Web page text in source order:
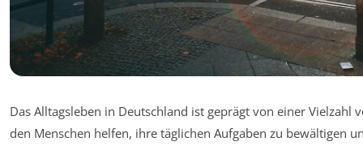
Das Alltagsleben in Deutschland ist geprägt von einer Vielzahl
den Menschen helfen, ihre täglichen Aufgaben zu bewältigen